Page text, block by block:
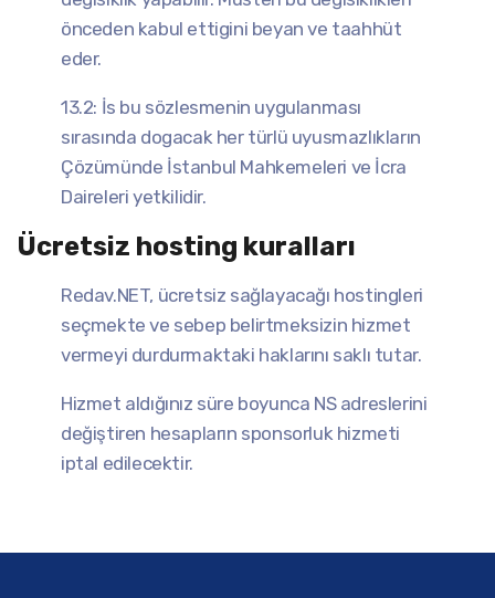
önceden kabul ettigini beyan ve taahhüt
eder.
13.2: İs bu sözlesmenin uygulanması
sırasında dogacak her türlü uyusmazlıkların
Çözümünde İstanbul Mahkemeleri ve İcra
Daireleri yetkilidir.
Ücretsiz hosting kuralları
Redav.NET, ücretsiz sağlayacağı hostingleri
seçmekte ve sebep belirtmeksizin hizmet
vermeyi durdurmaktaki haklarını saklı tutar.
Hizmet aldığınız süre boyunca NS adreslerini
değiştiren hesapların sponsorluk hizmeti
iptal edilecektir.